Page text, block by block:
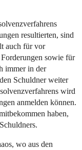
resultierten, sind
auch für vor
sowie für
immer in der
Schuldner weiter
wird
anmelden können.
haben,
wo aus den